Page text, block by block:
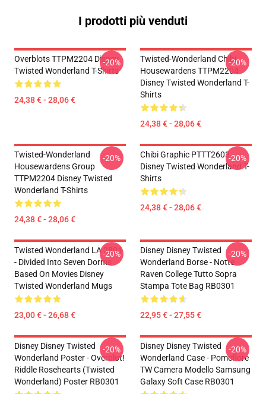
I prodotti più venduti
Overblots TTPM2204 Disney
Twisted Wonderland T-Shirts
24,38 € - 28,06 €
-20%
Twisted-Wonderland Chibi
Housewardens TTPM2204
Disney Twisted Wonderland T-
Shirts
24,38 € - 28,06 €
-20%
Twisted-Wonderland
Housewardens Group
TTPM2204 Disney Twisted
Wonderland T-Shirts
24,38 € - 28,06 €
-20%
Chibi Graphic PTTT2603
Disney Twisted Wonderland T-
Shirts
24,38 € - 28,06 €
-20%
Twisted Wonderland LA 2801
- Divided Into Seven Dorms
Based On Movies Disney
Twisted Wonderland Mugs
23,00 € - 26,68 €
-20%
Disney Disney Twisted
Wonderland Borse - Notte
Raven College Tutto Sopra
Stampa Tote Bag RB0301
22,95 € - 27,55 €
-20%
Disney Disney Twisted
Wonderland Poster - Overblot!
Riddle Rosehearts (Twisted
Wonderland) Poster RB0301
-20%
Disney Disney Twisted
Wonderland Case - Pomefiore
TW Camera Modello Samsung
Galaxy Soft Case RB0301
-20%